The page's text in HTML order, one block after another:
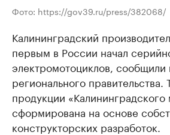
Фото: https://gov39.ru/press/382068/
Калининградский
первым в России начал
электромотоциклов,
регионального правительства.
продукции «Калининградского
сформирована на основе
конструкторских разработок.